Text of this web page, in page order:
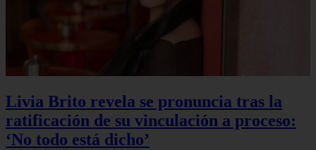
Livia Brito revela se pronuncia tras la
ratificación de su vinculación a proceso:
‘No todo está dicho’